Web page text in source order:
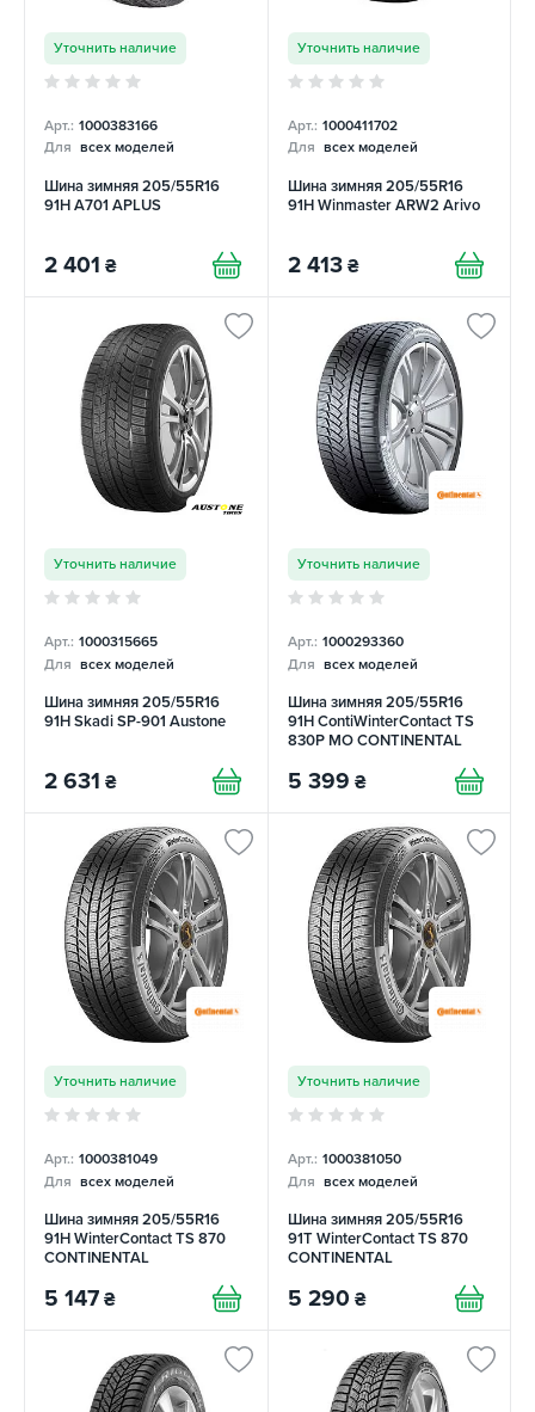
Уточнить наличие
Арт.: 1000383166
Для всех моделей
Шина зимняя 205/55R16
91H A701 APLUS
2 401 ₴
Уточнить наличие
Арт.: 1000411702
Для всех моделей
Шина зимняя 205/55R16
91H Winmaster ARW2 Arivo
2 413 ₴
Уточнить наличие
Арт.: 1000315665
Для всех моделей
Шина зимняя 205/55R16
91H Skadi SP-901 Austone
2 631 ₴
Уточнить наличие
Арт.: 1000293360
Для всех моделей
Шина зимняя 205/55R16
91H ContiWinterContact TS
830P MO CONTINENTAL
5 399 ₴
Уточнить наличие
Арт.: 1000381049
Для всех моделей
Шина зимняя 205/55R16
91H WinterContact TS 870
CONTINENTAL
5 147 ₴
Уточнить наличие
Арт.: 1000381050
Для всех моделей
Шина зимняя 205/55R16
91T WinterContact TS 870
CONTINENTAL
5 290 ₴